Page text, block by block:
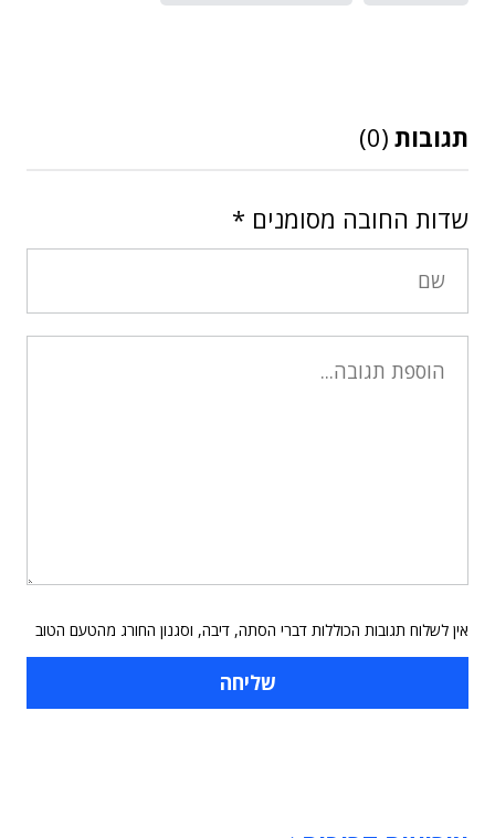
תגובות (0)
שדות החובה מסומנים *
אין לשלוח תגובות הכוללות דברי הסתה, דיבה, וסגנון החורג מהטעם הטוב